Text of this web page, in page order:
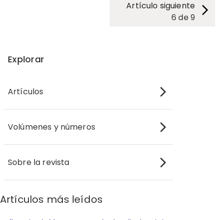
Artículo siguiente
6 de9
Explorar
Artículos
Volúmenes y números
Sobre la revista
Artículos más leídos